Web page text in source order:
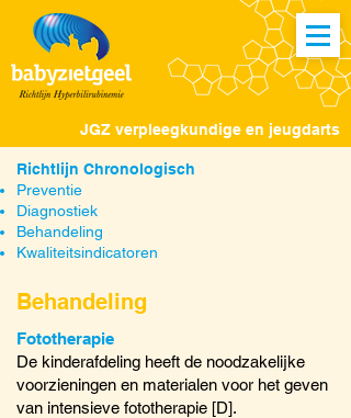
JGZ verpleegkundige en jeugdarts
Richtlijn Chronologisch
Preventie
Diagnostiek
Behandeling
Kwaliteitsindicatoren
Behandeling
Fototherapie
De kinderafdeling heeft de noodzakelijke
voorzieningen en materialen voor het geven
van intensieve fototherapie [D].